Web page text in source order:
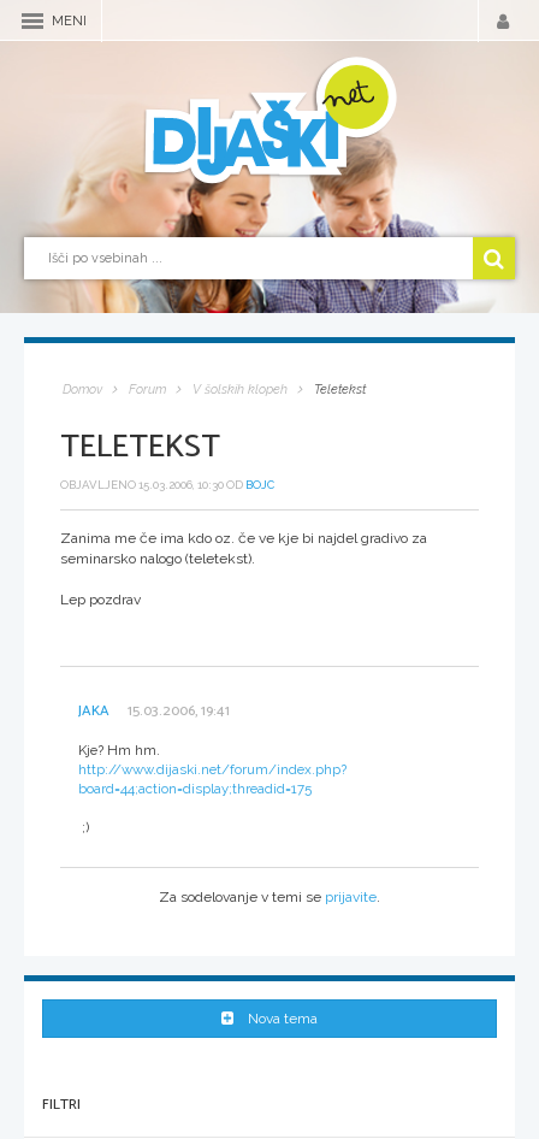
MENI
Domov Forum V šolskih klopeh Teletekst
TELETEKST
OBJAVLJENO 15.03.2006, 10:30 OD BOJC
Zanima me če ima kdo oz. če ve kje bi najdel gradivo za
seminarsko nalogo (teletekst).
Lep pozdrav
JAKA 15.03.2006, 19:41
Kje? Hm hm.
http://www.dijaski.net/forum/index.php?
board=44;action=display;threadid=175
;)
Za sodelovanje v temi se prijavite
Nova tema
FILTRI